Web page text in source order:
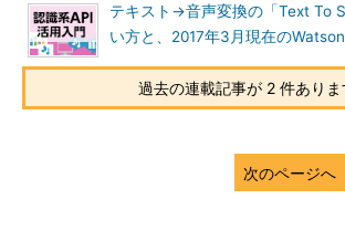
テキスト→音声変換の「Text To
い方と、2017年3月現在の
過去の連載記事が 2 件ありま
次のページへ